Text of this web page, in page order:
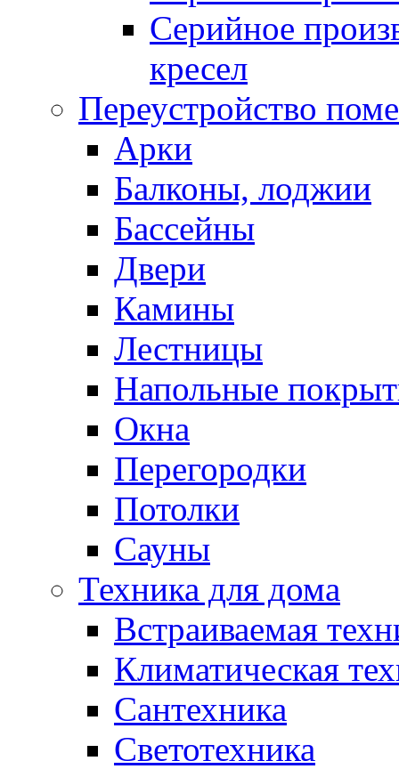
Серийное
кресел
Переустройство
Арки
Балконы, лоджии
Бассейны
Двери
Камины
Лестницы
Напольные
Окна
Перегородки
Потолки
Сауны
Техника для дома
Встраиваемая
Климатическая
Сантехника
Светотехника